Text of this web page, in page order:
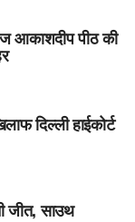
आकाशदीप पीठ की
दिल्ली हाईकोर्ट
जीत, साउथ